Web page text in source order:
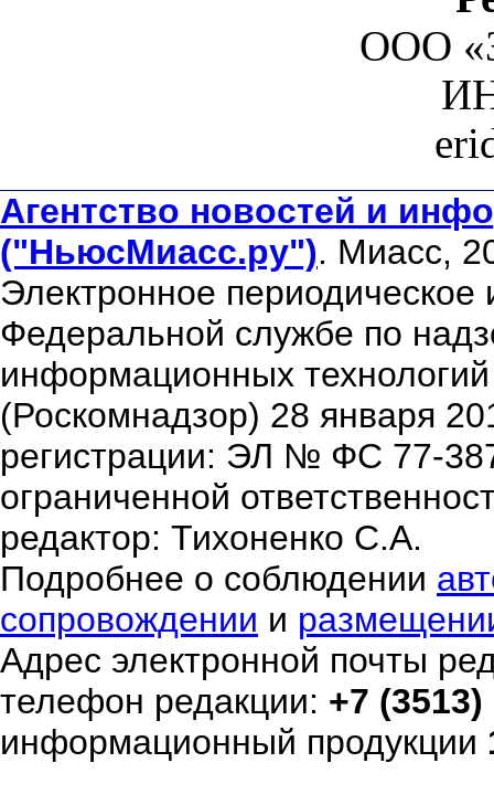
ООО
Агентство новостей и
("НьюсМиасс.ру"). Миасс,
Электронное периодическое
Федеральной службе по
информационных
(Роскомнадзор) 28 января
регистрации: ЭЛ № ФС 77-
ограниченной
редактор: Тихоненко С.А.
Подробнее о соблюдении
сопровождении и
Адрес электронной почты
телефон редакции: +7
информационный продукции